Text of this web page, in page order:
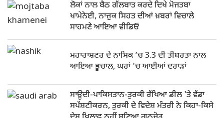
ਲੋਕਾਂ ਨਾਲ ਬੈਠ ਗੱਲਬਾਤ ਕਰਦੇ ਦਿਖੇ ਮੋਜਤਬਾ
ਖਾਮੇਨੇਈ, ਨਾਜ਼ੁਕ ਸਿਹਤ ਦੀਆਂ ਖ਼ਬਰਾਂ ਵਿਚਾਲੇ
ਸਾਹਮਣੇ ਆਇਆ ਵੀਡਿਓ
ਮਹਾਰਾਸ਼ਟਰ ਦੇ ਨਾਸਿਕ ’ਚ 3.3 ਦੀ ਤੀਬਰਤਾ ਨਾਲ
ਆਇਆ ਭੂਚਾਲ, ਘਰਾਂ 'ਚ ਆਈਆਂ ਦਰਾੜਾਂ
ਸਾਊਦੀ-ਪਾਕਿਸਤਾਨ-ਤੁਰਕੀ ਰੱਖਿਆ ਡੀਲ 'ਤੇ ਵੱਡਾ
ਸਪੱਸ਼ਟੀਕਰਨ, ਤੁਰਕੀ ਦੇ ਵਿਦੇਸ਼ ਮੰਤਰੀ ਨੇ ਕਿਹਾ-ਕਿਸੇ